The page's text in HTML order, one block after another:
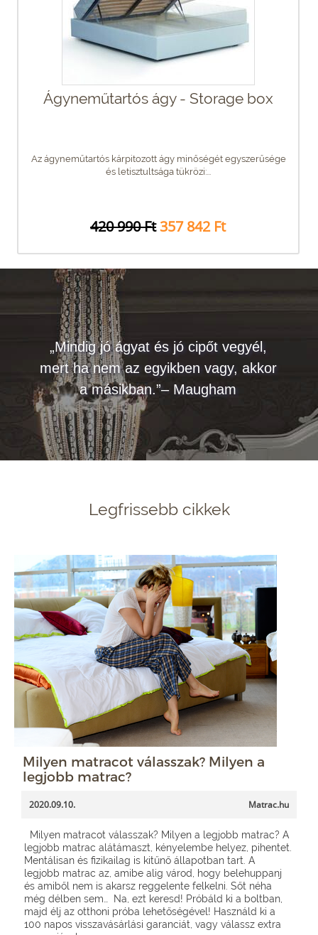
Ágyneműtartós ágy - Storage box
Az ágyneműtartós kárpitozott ágy minőségét egyszerűsége
és letisztultsága tükrözi:...
420 990 Ft 357 842 Ft
„Mindig jó ágyat és jó cipőt vegyél,
mert ha nem az egyikben vagy, akkor
a másikban.”– Maugham
Legfrissebb cikkek
Milyen matracot válasszak? Milyen a
legjobb matrac?
2020.09.10. Matrac.hu
Milyen matracot válasszak? Milyen a legjobb matrac? A
legjobb matrac alátámaszt, kényelembe helyez, pihentet.
Mentálisan és fizikailag is kitűnő állapotban tart. A
legjobb matrac az, amibe alig várod, hogy belehuppanj
és amiből nem is akarsz reggelente felkelni. Sőt néha
még délben sem… Na, ezt keresd! Próbáld ki a boltban,
majd élj az otthoni próba lehetőségével! Használd ki a
100 napos visszavásárlási garanciát, vagy válassz extra